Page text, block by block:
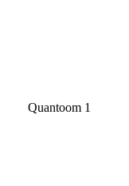
Quantoom 1